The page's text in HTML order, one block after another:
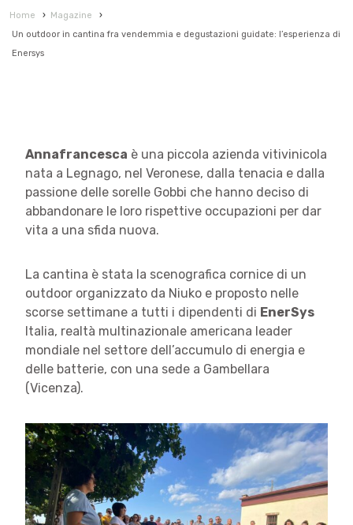
Home › Magazine
›
Un outdoor in cantina fra vendemmia e degustazioni guidate: l’esperienza di
Enersys
Annafrancesca è una piccola azienda vitivinicola
nata a Legnago, nel Veronese, dalla tenacia e dalla
passione delle sorelle Gobbi che hanno deciso di
abbandonare le loro rispettive occupazioni per dar
vita a una sfida nuova.
La cantina è stata la scenografica cornice di un
outdoor organizzato da Niuko e proposto nelle
scorse settimane a tutti i dipendenti di EnerSys
Italia, realtà multinazionale americana leader
mondiale nel settore dell’accumulo di energia e
delle batterie, con una sede a Gambellara
(Vicenza).